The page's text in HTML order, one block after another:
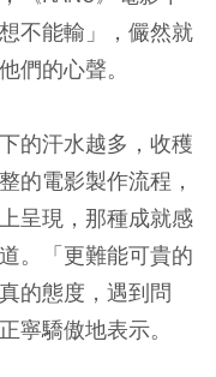
不能輸」，儼然就
們的心聲。
的汗水越多，收穫
的電影製作流程，
呈現，那種成就感
。「更難能可貴的
的態度，遇到問
寧驕傲地表示。